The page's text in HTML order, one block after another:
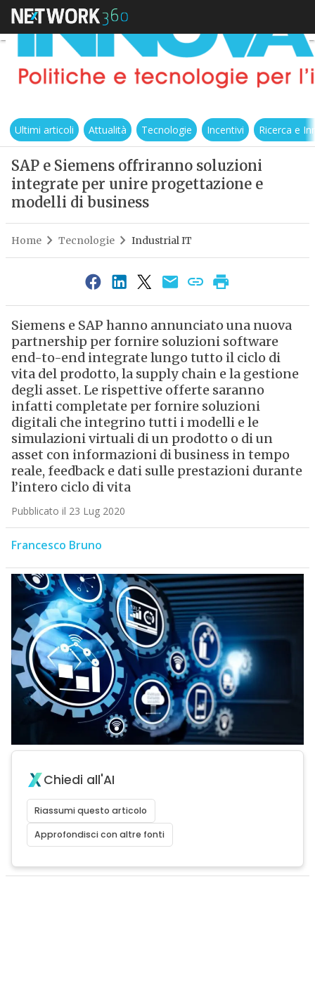
Ultimi articoli Attualità Tecnologie Incentivi Ricerca e
SAP e Siemens offriranno soluzioni
integrate per unire progettazione e
modelli di business
Home Tecnologie Industrial IT
Siemens e SAP hanno annunciato una nuova
partnership per fornire soluzioni software
end-to-end integrate lungo tutto il ciclo di
vita del prodotto, la supply chain e la gestione
degli asset. Le rispettive offerte saranno
infatti completate per fornire soluzioni
digitali che integrino tutti i modelli e le
simulazioni virtuali di un prodotto o di un
asset con informazioni di business in tempo
reale, feedback e dati sulle prestazioni durante
l’intero ciclo di vita
Pubblicato il 23 Lug 2020
Francesco Bruno
Chiedi all'AI
Riassumi questo articolo
Approfondisci con altre fonti